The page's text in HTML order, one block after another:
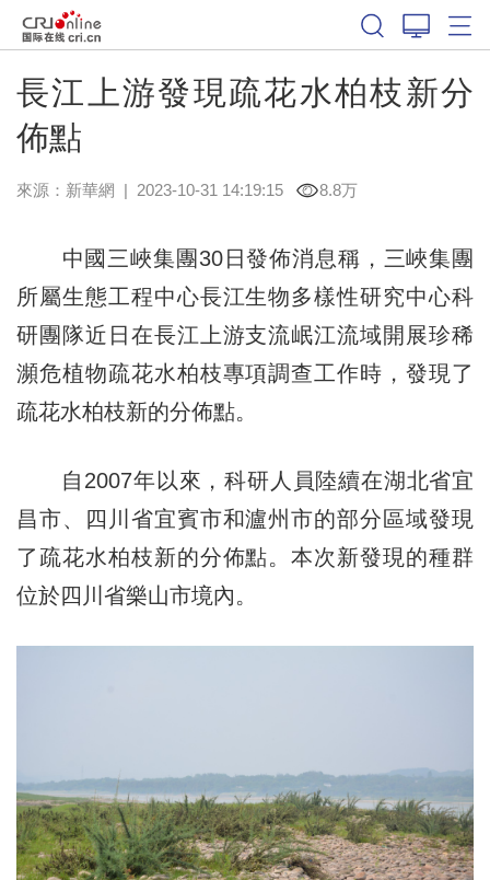
長江上游發現疏花水柏枝新分
佈點
來源： 新華網 | 2023-10-31 14:19:15 8.8万
中國三峽集團30日發佈消息稱，三峽集團
所屬生態工程中心長江生物多樣性研究中心科
研團隊近日在長江上游支流岷江流域開展珍稀
瀕危植物疏花水柏枝專項調查工作時，發現了
疏花水柏枝新的分佈點。
自2007年以來，科研人員陸續在湖北省宜
昌市、四川省宜賓市和瀘州市的部分區域發現
了疏花水柏枝新的分佈點。本次新發現的種群
位於四川省樂山市境內。